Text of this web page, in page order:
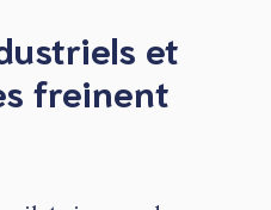
et
freinent